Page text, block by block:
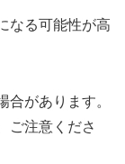
なる可能性が高
があります。
ご注意くださ